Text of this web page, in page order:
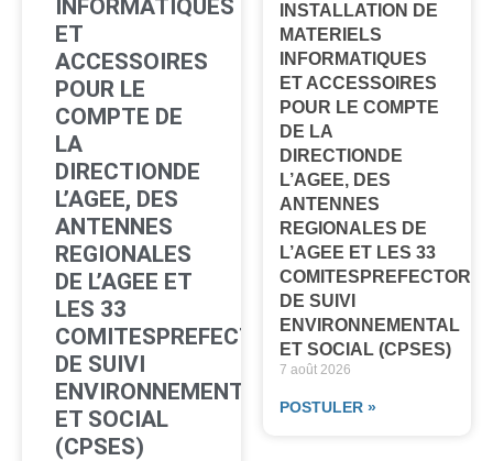
INFORMATIQUES
ET
ACCESSOIRES
POUR LE
COMPTE DE
LA
DIRECTIONDE
L’AGEE, DES
ANTENNES
REGIONALES
DE L’AGEE ET
LES 33
COMITESPREFECTORAUX
DE SUIVI
ENVIRONNEMENTAL
ET SOCIAL
(CPSES)
INSTALLATION DE
MATERIELS
INFORMATIQUES
ET ACCESSOIRES
POUR LE COMPTE
DE LA
DIRECTIONDE
L’AGEE, DES
ANTENNES
REGIONALES DE
L’AGEE ET LES 33
DE SUIVI
ENVIRONNEMENTAL
ET SOCIAL (CPSES)
7 août 2026
POSTULER »